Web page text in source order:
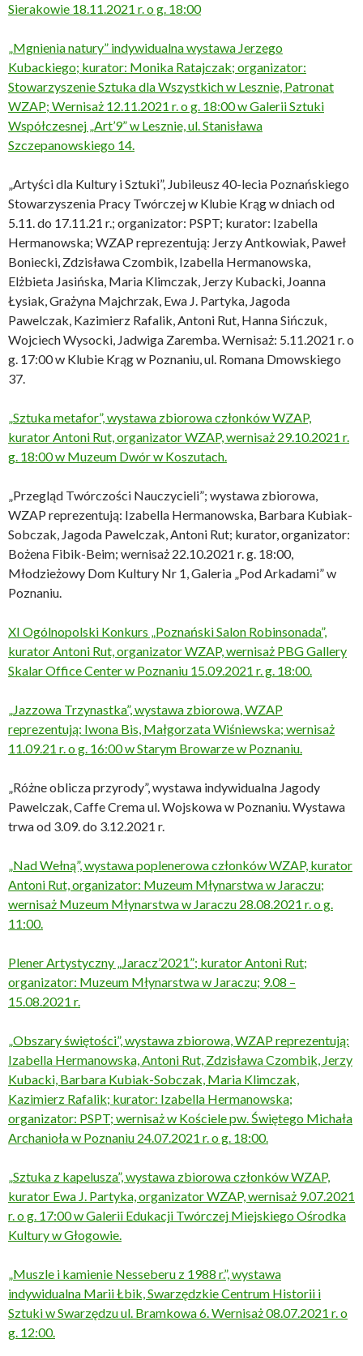
Sierakowie 18.11.2021 r. o g. 18:00
„Mgnienia natury” indywidualna wystawa Jerzego
Kubackiego; kurator: Monika Ratajczak; organizator:
Stowarzyszenie Sztuka dla Wszystkich w Lesznie, Patronat
WZAP; Wernisaż 12.11.2021 r. o g. 18:00 w Galerii Sztuki
Współczesnej „Art’9” w Lesznie, ul. Stanisława
Szczepanowskiego 14.
„Artyści dla Kultury i Sztuki”, Jubileusz 40-lecia Poznańskiego
Stowarzyszenia Pracy Twórczej w Klubie Krąg w dniach od
5.11. do 17.11.21 r.; organizator: PSPT; kurator: Izabella
Hermanowska; WZAP reprezentują: Jerzy Antkowiak, Paweł
Boniecki, Zdzisława Czombik, Izabella Hermanowska,
Elżbieta Jasińska, Maria Klimczak, Jerzy Kubacki, Joanna
Łysiak, Grażyna Majchrzak, Ewa J. Partyka, Jagoda
Pawelczak, Kazimierz Rafalik, Antoni Rut, Hanna Sińczuk,
Wojciech Wysocki, Jadwiga Zaremba. Wernisaż: 5.11.2021 r. o
g. 17:00 w Klubie Krąg w Poznaniu, ul. Romana Dmowskiego
37.
„Sztuka metafor”, wystawa zbiorowa członków WZAP,
kurator Antoni Rut, organizator WZAP, wernisaż 29.10.2021 r.
g. 18:00 w Muzeum Dwór w Koszutach.
„Przegląd Twórczości Nauczycieli”; wystawa zbiorowa,
WZAP reprezentują: Izabella Hermanowska, Barbara Kubiak-
Sobczak, Jagoda Pawelczak, Antoni Rut; kurator, organizator:
Bożena Fibik-Beim; wernisaż 22.10.2021 r. g. 18:00,
Młodzieżowy Dom Kultury Nr 1, Galeria „Pod Arkadami” w
Poznaniu.
XI Ogólnopolski Konkurs „Poznański Salon Robinsonada”,
kurator Antoni Rut, organizator WZAP, wernisaż PBG Gallery
Skalar Office Center w Poznaniu 15.09.2021 r. g. 18:00.
„Jazzowa Trzynastka”, wystawa zbiorowa, WZAP
reprezentują: Iwona Bis, Małgorzata Wiśniewska; wernisaż
11.09.21 r. o g. 16:00 w Starym Browarze w Poznaniu.
„Różne oblicza przyrody”, wystawa indywidualna Jagody
Pawelczak, Caffe Crema ul. Wojskowa w Poznaniu. Wystawa
trwa od 3.09. do 3.12.2021 r.
„Nad Wełną”, wystawa poplenerowa członków WZAP, kurator
Antoni Rut, organizator: Muzeum Młynarstwa w Jaraczu;
wernisaż Muzeum Młynarstwa w Jaraczu 28.08.2021 r. o g.
11:00.
Plener Artystyczny „Jaracz’2021”; kurator Antoni Rut;
organizator: Muzeum Młynarstwa w Jaraczu; 9.08 –
15.08.2021 r.
„Obszary świętości”, wystawa zbiorowa, WZAP reprezentują:
Izabella Hermanowska, Antoni Rut, Zdzisława Czombik, Jerzy
Kubacki, Barbara Kubiak-Sobczak, Maria Klimczak,
Kazimierz Rafalik; kurator: Izabella Hermanowska;
organizator: PSPT; wernisaż w Kościele pw. Świętego Michała
Archanioła w Poznaniu 24.07.2021 r. o g. 18:00.
„Sztuka z kapelusza”, wystawa zbiorowa członków WZAP,
kurator Ewa J. Partyka, organizator WZAP, wernisaż 9.07.2021
r. o g. 17:00 w Galerii Edukacji Twórczej Miejskiego Ośrodka
Kultury w Głogowie.
„Muszle i kamienie Nesseberu z 1988 r.”, wystawa
indywidualna Marii Łbik, Swarzędzkie Centrum Historii i
Sztuki w Swarzędzu ul. Bramkowa 6. Wernisaż 08.07.2021 r. o
g. 12:00.